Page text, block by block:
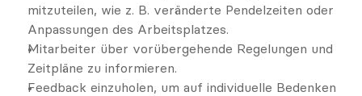
mitzuteilen, wie z. B. veränderte Pendelzeiten oder
Anpassungen des Arbeitsplatzes.
Mitarbeiter über vorübergehende Regelungen und
Zeitpläne zu informieren.
Feedback einzuholen, um auf individuelle Bedenken